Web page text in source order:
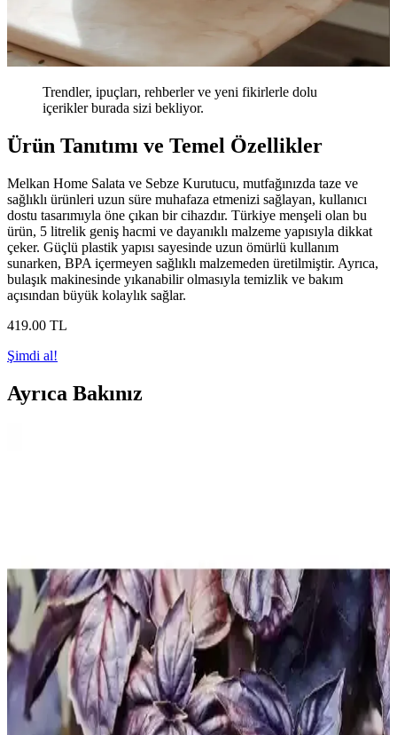
Trendler, ipuçları, rehberler ve yeni fikirlerle dolu
içerikler burada sizi bekliyor.
Ürün Tanıtımı ve Temel Özellikler
Melkan Home Salata ve Sebze Kurutucu, mutfağınızda taze ve
sağlıklı ürünleri uzun süre muhafaza etmenizi sağlayan, kullanıcı
dostu tasarımıyla öne çıkan bir cihazdır. Türkiye menşeli olan bu
ürün, 5 litrelik geniş hacmi ve dayanıklı malzeme yapısıyla dikkat
çeker. Güçlü plastik yapısı sayesinde uzun ömürlü kullanım
sunarken, BPA içermeyen sağlıklı malzemeden üretilmiştir. Ayrıca,
bulaşık makinesinde yıkanabilir olmasıyla temizlik ve bakım
açısından büyük kolaylık sağlar.
419.00 TL
Şimdi al!
Ayrıca Bakınız
Salata Kurutucu ile Mutfak Dekorasyonunu
Modern ve Fonksiyonel Hale Getirin
Salata kurutucu, mutfak düzenini sağlarken salataların tazeliğini
korur, şık tasarımıyla dekorasyona uyum sağlar. Dayanıklı ve
kullanışlı modellerle yaşam alanlarınızı kolayca yenileyin.
Modern ve Fonksiyonel Salata Kurutucu
Ürünleriyle Mutfak Verimliliğinizi Artırın